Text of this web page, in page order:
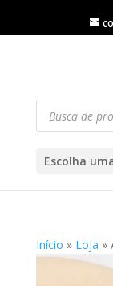
Escolha
Início » Loja »